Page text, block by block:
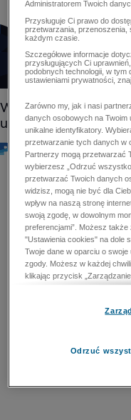
Administratorem Twoich
Przysługuje Ci prawo do
przetwarzania,
każdym czasie.
Szczegółowe informacje
przysługujących Ci
podobnych technologii, w
ustawieniami prywatności,
Zarówno my, jak i nasi
danych osobowych na
unikalne identyfikatory.
przetwarzanie tych danych w
Partnerzy mogą przetwarzać
wybierzesz „Odrzuć
przetwarzać Twoich danych
widzisz, mogą nie być dla
wpływ na naszą stronę
swoją zgodę, w dowolnym
preferencjami”. Możesz
"Ustawienia cookies" na dole
Twoje dane w oparciu o
zgody. Możesz w każdej
klikając przycisk
cookies" na dole strony. Nie
zapobiegania oszustwom i
przetwarzaniu danych
Odrzuć